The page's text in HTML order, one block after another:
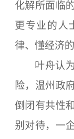
化解所面临
更专业的人
律、懂经济
叶舟认
险，温州政
倒闭有共性
别对待，一